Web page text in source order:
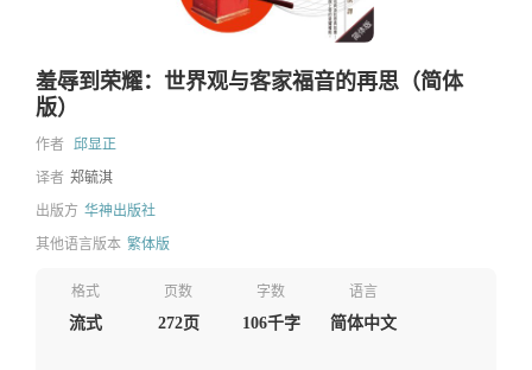
羞辱到荣耀：世界观与客家福音的再思（简体
版）
作者 邱显正
译者 郑毓淇
出版方 华神出版社
其他语言版本 繁体版
格式
流式
页数
272页
字数
106千字
语言
简体中文